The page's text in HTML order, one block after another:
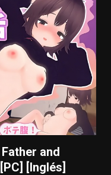
and
[Inglés]